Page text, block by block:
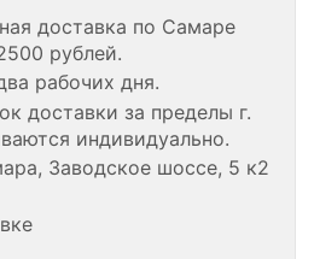
доставка по Самаре
рублей.
рабочих дня.
доставки за пределы г.
индивидуально.
Заводское шоссе, 5 к2